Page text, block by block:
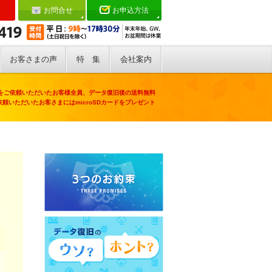
お問合せ お申込方法
お客さまの声 特 集 会社案内
ご依頼いただいたお客様全員、データ復旧後の送料無料
いただいたお客さまにはmicroSDカードをプレゼント